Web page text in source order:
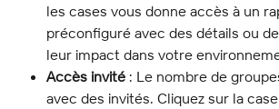
les cases vous donne accès à un
préconfiguré avec des détails ou
leur impact dans votre
Accès invité : Le nombre de
avec des invités. Cliquez sur la